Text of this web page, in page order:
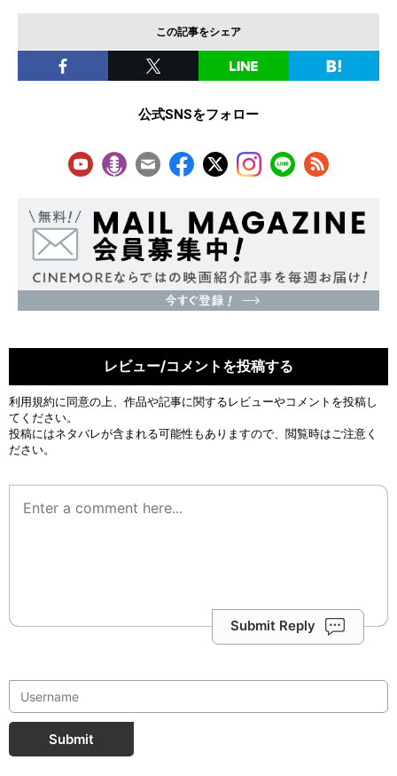
この記事をシェア
公式SNSをフォロー
レビュー/コメントを投稿する
利用規約に同意の上、作品や記事に関するレビューやコメントを投稿し
てください。
投稿にはネタバレが含まれる可能性もありますので、閲覧時はご注意く
ださい。
Submit Reply
Submit